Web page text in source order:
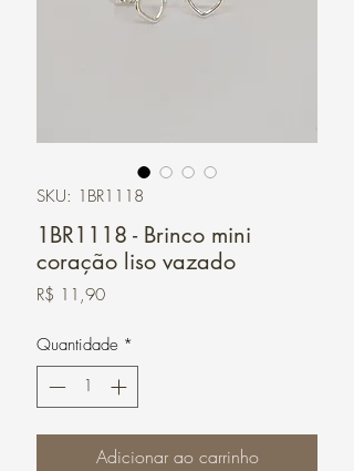
SKU: 1BR1118
1BR1118 - Brinco mini
coração liso vazado
R$ 11,90Preço
Quantidade *
Adicionar ao carrinho